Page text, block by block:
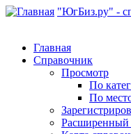
"ЮгБиз.ру" -
Главная
Справочник
Просмотр
По
По
Расширенный